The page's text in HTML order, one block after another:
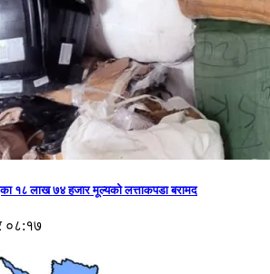
१८ लाख ७४ हजार मूल्यकाे लत्ताकपडा बरामद
०८:१७